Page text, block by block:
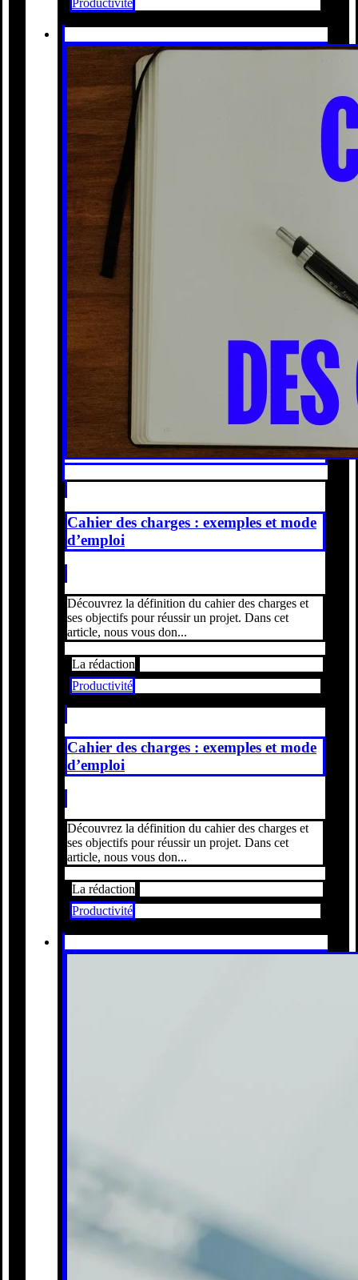
Productivité
Cahier des charges : exemples et mode
d’emploi
Découvrez la définition du cahier des charges et
ses objectifs pour réussir un projet. Dans cet
article, nous vous don...
La rédaction
Productivité
Cahier des charges : exemples et mode
d’emploi
Découvrez la définition du cahier des charges et
ses objectifs pour réussir un projet. Dans cet
article, nous vous don...
La rédaction
Productivité